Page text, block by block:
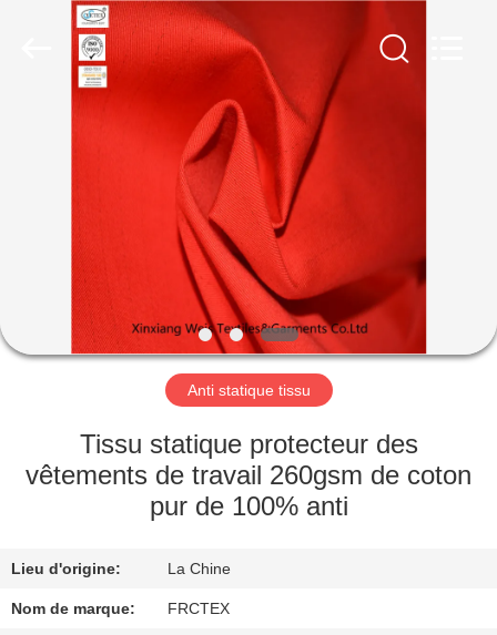
MAISON
SUJET
DE
NOUS
VISITE
D'USINE
DE
QUALITÉ
Textiles&Garments
Anti statique tissu
Tissu statique protecteur des
vêtements de travail 260gsm de coton
pur de 100% anti
Lieu d'origine: La Chine
Nom de marque: FRCTEX